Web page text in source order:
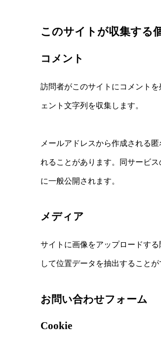
このサイトが収集する
コメント
訪問者がこのサイトにコメント
ェント文字列を収集します。
メールアドレスから作成される
れることがあります。同サービス
に一般公開されます。
メディア
サイトに画像をアップロードす
して位置データを抽出することが
お問い合わせフォーム
Cookie